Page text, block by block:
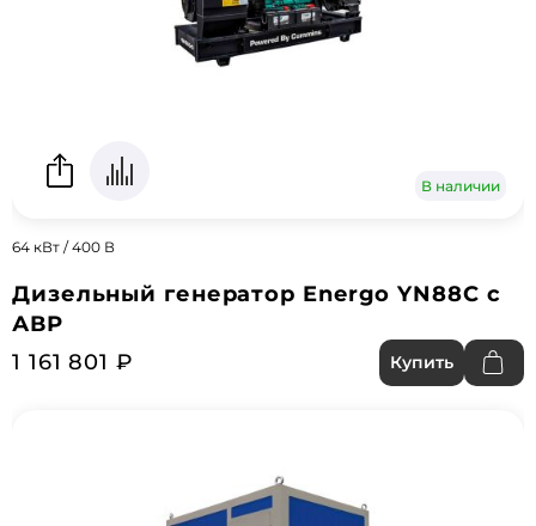
В наличии
64 кВт / 400 В
Дизельный генератор Energo YN88C с
АВР
1 161 801 ₽
Купить